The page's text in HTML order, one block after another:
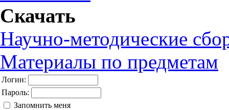
Скачать
Научно-методические
Материалы по предметам
Логин:
Пароль:
Запомнить меня